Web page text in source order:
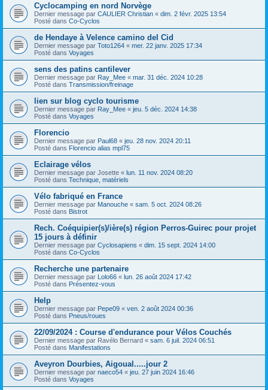
Cyclocamping en nord Norvège
Dernier message par CAULIER Christian « dim. 2 févr. 2025 13:54
Posté dans Co-Cyclos
de Hendaye à Velence camino del Cid
Dernier message par Toto1264 « mer. 22 janv. 2025 17:34
Posté dans Voyages
sens des patins cantilever
Dernier message par Ray_Mee « mar. 31 déc. 2024 10:28
Posté dans Transmission/freinage
lien sur blog cyclo tourisme
Dernier message par Ray_Mee « jeu. 5 déc. 2024 14:38
Posté dans Voyages
Florencio
Dernier message par Paul68 « jeu. 28 nov. 2024 20:11
Posté dans Florencio alias mpl75
Eclairage vélos
Dernier message par Josette « lun. 11 nov. 2024 08:20
Posté dans Technique, matériels
Vélo fabriqué en France
Dernier message par Manouche « sam. 5 oct. 2024 08:26
Posté dans Bistrot
Rech. Coéquipier(s)/ière(s) région Perros-Guirec pour projet
15 jours à définir
Dernier message par Cyclosapiens « dim. 15 sept. 2024 14:00
Posté dans Co-Cyclos
Recherche une partenaire
Dernier message par Lolo66 « lun. 26 août 2024 17:42
Posté dans Présentez-vous
Help
Dernier message par Pepe09 « ven. 2 août 2024 00:36
Posté dans Pneus/roues
22/09/2024 : Course d'endurance pour Vélos Couchés
Dernier message par Ravélo Bernard « sam. 6 juil. 2024 06:51
Posté dans Manifestations
Aveyron Dourbies, Aigoual.....jour 2
Dernier message par naeco54 « jeu. 27 juin 2024 16:46
Posté dans Voyages